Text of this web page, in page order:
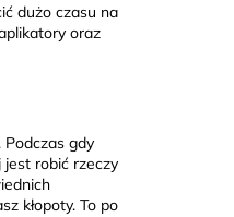
dużo czasu na
oraz
gdy
robić rzeczy
kłopoty. To po